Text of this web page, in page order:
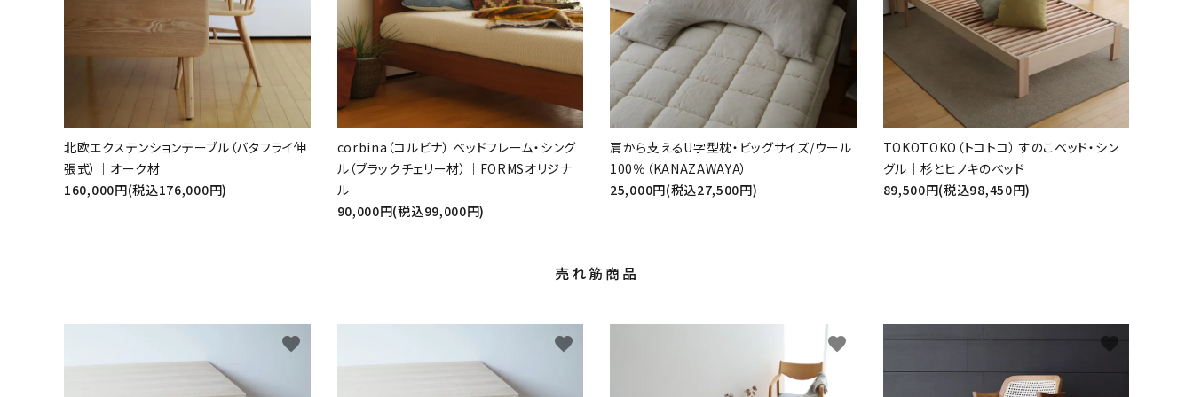
北欧エクステンションテーブル（バタフライ伸
張式）｜オーク材
160,000円(税込176,000円)
corbina（コルビナ） ベッドフレーム・シング
ル（ブラックチェリー材）｜FORMSオリジナ
ル
90,000円(税込99,000円)
肩から支えるU字型枕・ビッグサイズ/ウール
100％（KANAZAWAYA）
25,000円(税込27,500円)
TOKOTOKO（トコトコ） すのこベッド・シン
グル｜杉とヒノキのベッド
89,500円(税込98,450円)
売れ筋商品
favorite favorite favorite favorite